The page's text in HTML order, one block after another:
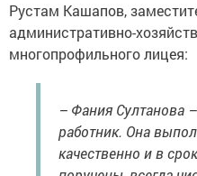
Рустам Кашапов,
административно-
многопрофильного лицея:
– Фания Султанова
работник. Она
качественно и в